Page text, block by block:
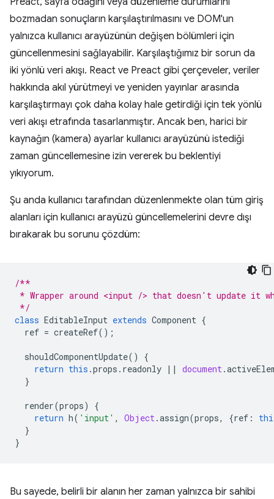
bozmadan sonuçların karşılaştırılmasını ve DOM'un
yalnızca kullanıcı arayüzünün değişen bölümleri için
güncellenmesini sağlayabilir. Karşılaştığımız bir sorun da
iki yönlü veri akışı. React ve Preact gibi çerçeveler, veriler
hakkında akıl yürütmeyi ve yeniden yayınlar arasında
karşılaştırmayı çok daha kolay hale getirdiği için tek yönlü
veri akışı etrafında tasarlanmıştır. Ancak ben, harici bir
kaynağın (kamera) ayarlar kullanıcı arayüzünü istediği
zaman güncellemesine izin vererek bu beklentiyi
yıkıyorum.
Şu anda kullanıcı tarafından düzenlenmekte olan tüm giriş
alanları için kullanıcı arayüzü güncellemelerini devre dışı
bırakarak bu sorunu çözdüm:
/**
* Wrapper around <input /> that doesn't update
*/
class EditableInput extends Component {
ref = createRef();
shouldComponentUpdate()
{
return this .props . readonly || document.
}
render(props)
{
return h( 'input' , Object.assign(props, {ref :
}
}
Bu sayede, belirli bir alanın her zaman yalnızca bir sahibi